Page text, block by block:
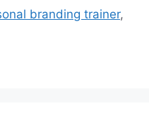
branding trainer,